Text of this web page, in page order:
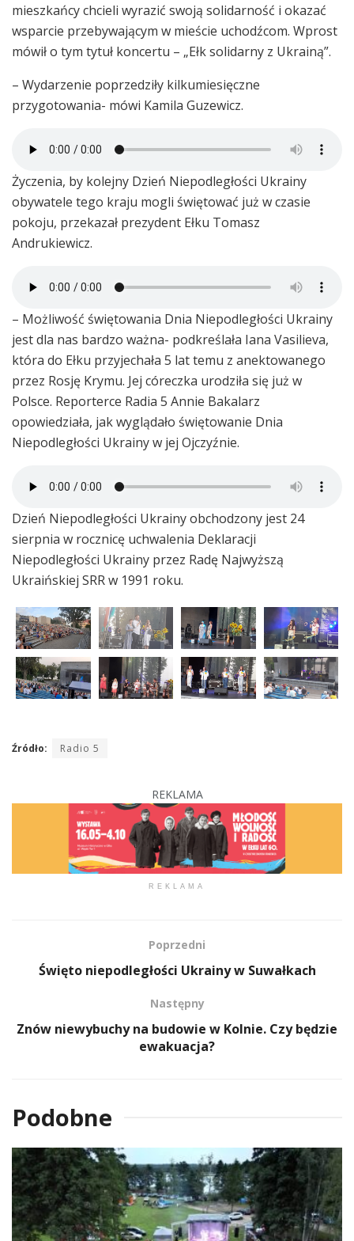
mieszkańcy chcieli wyrazić swoją solidarność i okazać
wsparcie przebywającym w mieście uchodźcom. Wprost
mówił o tym tytuł koncertu – „Ełk solidarny z Ukrainą”.
– Wydarzenie poprzedziły kilkumiesięczne
przygotowania- mówi Kamila Guzewicz.
Życzenia, by kolejny Dzień Niepodległości Ukrainy
obywatele tego kraju mogli świętować już w czasie
pokoju, przekazał prezydent Ełku Tomasz
Andrukiewicz.
– Możliwość świętowania Dnia Niepodległości Ukrainy
jest dla nas bardzo ważna- podkreślała Iana Vasilieva,
która do Ełku przyjechała 5 lat temu z anektowanego
przez Rosję Krymu. Jej córeczka urodziła się już w
Polsce. Reporterce Radia 5 Annie Bakalarz
opowiedziała, jak wyglądało świętowanie Dnia
Niepodległości Ukrainy w jej Ojczyźnie.
Dzień Niepodległości Ukrainy obchodzony jest 24
sierpnia w rocznicę uchwalenia Deklaracji
Niepodległości Ukrainy przez Radę Najwyższą
Ukraińskiej SRR w 1991 roku.
Źródło: Radio 5
REKLAMA
REKLAMA
Poprzedni
Święto niepodległości Ukrainy w Suwałkach
Następny
Znów niewybuchy na budowie w Kolnie. Czy będzie
ewakuacja?
Podobne